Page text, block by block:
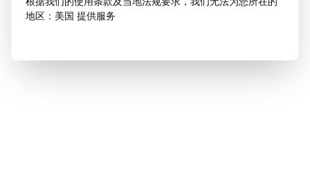
地区：美国 提供服务